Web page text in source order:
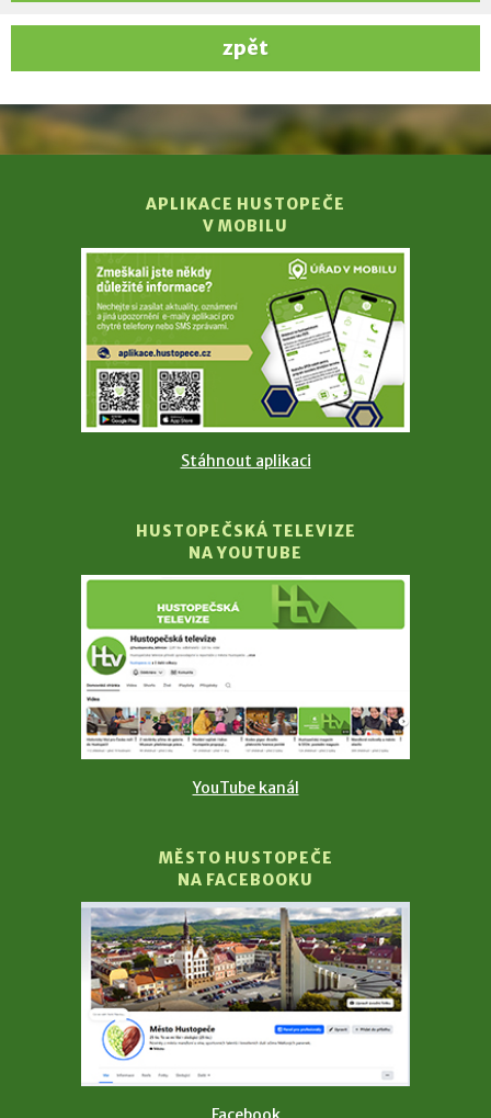
zpět
APLIKACE HUSTOPEČE
V MOBILU
Stáhnout aplikaci
HUSTOPEČSKÁ TELEVIZE
NA YOUTUBE
YouTube kanál
MĚSTO HUSTOPEČE
NA FACEBOOKU